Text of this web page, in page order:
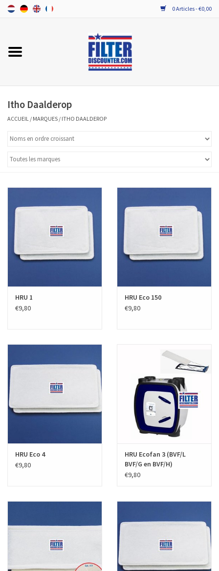
0 Articles - €0,00
Accueil
FLUX
Itho Daalderop
ACCUEIL / MARQUES / ITHO DAALDEROP
HRU 1
€9,80
HRU Eco 150
€9,80
HRU Eco 4
€9,80
HRU Ecofan 3 (BVF/L
BVF/G en BVF/H)
€9,80